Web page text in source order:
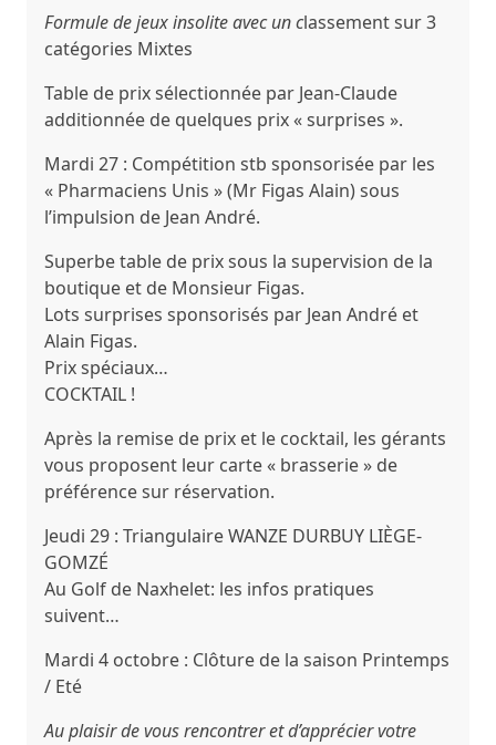
Formule de jeux insolite avec un classement sur 3
catégories Mixtes
Table de prix sélectionnée par Jean-Claude
additionnée de quelques prix « surprises ».
Mardi 27 : Compétition stb sponsorisée par les
« Pharmaciens Unis »(Mr Figas Alain) sous
l’impulsion de Jean André.
Superbe table de prix sous la supervision de la
boutique et de Monsieur Figas.
Lots surprises sponsorisés par Jean André et
Alain Figas.
Prix spéciaux…
COCKTAIL !
Après la remise de prix et le cocktail, les gérants
vous proposent leur carte « brasserie » de
préférence sur réservation.
Jeudi 29 : Triangulaire WANZE DURBUY LIÈGE-
GOMZÉ
Au Golf de Naxhelet: les infos pratiques
suivent…
Mardi 4 octobre : Clôture de la saison Printemps
/ Eté
Au plaisir de vous rencontrer et d’apprécier votre